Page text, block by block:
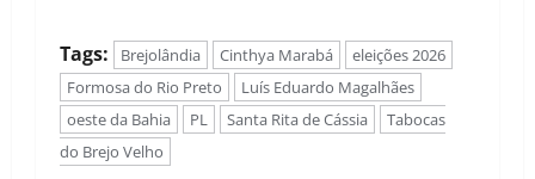
está redobrando os
esforços para conter
a propagação da
Dengue em meio a
um cenário
Tags: Brejolândia Cinthya Marabá
eleições 2026
Formosa do Rio Preto
Luís Eduardo Magalhães
oeste da Bahia
PL Santa Rita de Cássia
Tabocas
do Brejo Velho